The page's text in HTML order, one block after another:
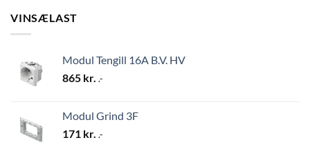
VINSÆLAST
Modul Tengill 16A B.V. HV
865 kr. .-
Modul Grind 3F
171 kr. .-